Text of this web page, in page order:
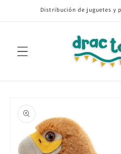
directamenteDistribución de juguetes y
a la
información
del producto